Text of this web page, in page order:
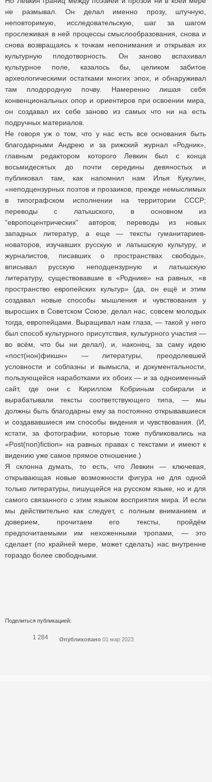
не размывал. Он делал именно прозу, штучную,
неповторимую, исследовательскую, шаг за шагом
прослеживая в ней процессы смыслообразования, снова и
снова возвращаясь к точкам непонимания и открывая их
культурную плодотворность. Он заново вспахивал
культурное поле, казалось бы, целиком забитое
археологическими остатками многих эпох, и обнаруживал
там плодородную почву. Намеренно лишая себя
конвенциональных опор и ориентиров при освоении мира,
он создавал их себе заново из самых что ни на есть
подручных материалов.
Не говоря уж о том, что у нас есть все основания быть
благодарными Андрею и за рижский журнал «Родник»,
главным редактором которого Левкин был с конца
восьмидесятых до почти середины девяностых и
публиковал там, как напомнил нам Илья Кукулин,
«неподцензурных поэтов и прозаиков, прежде немыслимых
в типографском исполнении на территории СССР;
переводы с латышского, в основном из
“европоцентрических” авторов; переводы из новых
западных литератур, а еще — тексты гуманитариев-
новаторов, изучавших русскую и латышскую культуру, и
журналистов, писавших о пространствах свободы»,
вписывал русскую неподцензурную и латышскую
литературу, существовавшие в «Роднике» на равных, «в
пространство европейских культур» (да, он ещё и этим
создавал новые способы мышления и чувствования у
выросших в Советском Союзе, делал нас, совсем молодых
тогда, европейцами. Выращивал нам глаза, — такой у него
был способ культурного присутствия, культурного участия —
во всём, что бы ни делал), и, наконец, за саму идею
«пост(нон)фикшн» — литературы, преодолевшей
условности и соблазны и вымысла, и документальности,
пользующейся наработками их обоих — и за одноименный
сайт, где они с Кириллом Кобриным собирали и
вырабатывали тексты соответствующего типа, — мы
должны быть благодарны ему за постоянно открывавшиеся
и создававшиеся им способы видения и чувствования. (И,
кстати, за фотографии, которые тоже публиковались на
«Post(non)fiction» на равных правах с текстами и имеют к
видению уже самое прямое отношение.)
Я склонна думать, то есть, что Левкин — ключевая,
открывающая новые возможности фигура не для одной
только литературы, пишущейся на русском языке, но и для
самого связанного с этим языком восприятия мира. И если
мы действительно как следует, с полным вниманием и
доверием, прочитаем его тексты, пройдём
предпочитаемыми им нехоженными тропами, — это
сделает (по крайней мере, может сделать) нас внутренне
гораздо более свободными.
Поделиться публикацией:
1 284 Опубликовано 01 мар 2023